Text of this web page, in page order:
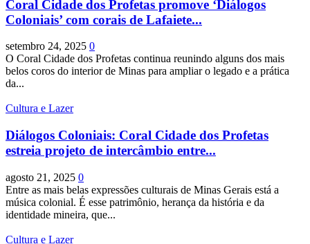
Coral Cidade dos Profetas promove ‘Diálogos
Coloniais’ com corais de Lafaiete...
setembro 24, 2025 0
O Coral Cidade dos Profetas continua reunindo alguns dos mais
belos coros do interior de Minas para ampliar o legado e a prática
da...
Cultura e Lazer
Diálogos Coloniais: Coral Cidade dos Profetas
estreia projeto de intercâmbio entre...
agosto 21, 2025 0
Entre as mais belas expressões culturais de Minas Gerais está a
música colonial. É esse patrimônio, herança da história e da
identidade mineira, que...
Cultura e Lazer